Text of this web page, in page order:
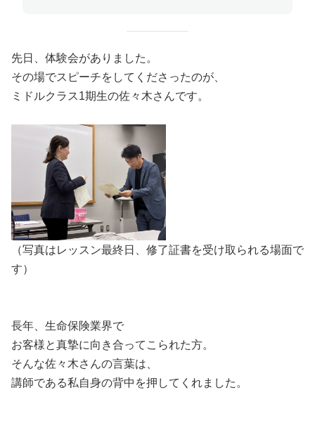
先日、体験会がありました。
その場でスピーチをしてくださったのが、
ミドルクラス1期生の佐々木さんです。
（写真はレッスン最終日、修了証書を受け取られる場面で
す）
長年、生命保険業界で
お客様と真摯に向き合ってこられた方。
そんな佐々木さんの言葉は、
講師である私自身の背中を押してくれました。